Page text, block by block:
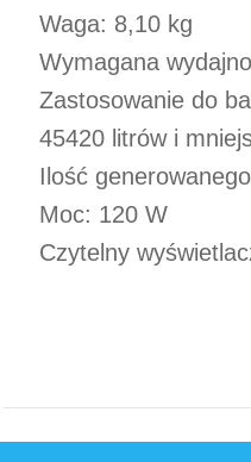
Waga: 8,10 kg
Wymagana
Zastosowanie do
45420 litrów i
Ilość
Moc: 120 W
Czytelny